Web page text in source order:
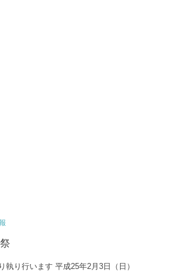
執り行います 平成25年2月3日（日）